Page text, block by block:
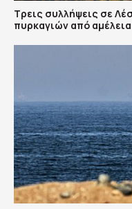
Τρεις συλλήψεις σε
πυρκαγιών από αμέλεια